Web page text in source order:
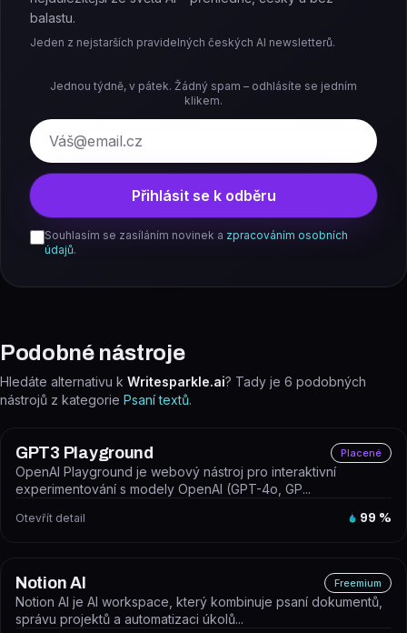
balastu.
Jeden z nejstarších pravidelných českých AI newsletterů.
Jednou týdně, v pátek. Žádný spam – odhlásíte se jedním
klikem.
E-mail
Přihlásit se k odběru
Souhlasím se zasíláním novinek a zpracováním osobních
údajů.
Podobné nástroje
Hledáte alternativu k Writesparkle.ai? Tady je 6 podobných
nástrojů z kategorie Psaní textů.
GPT3 Playground Placené
OpenAI Playground je webový nástroj pro interaktivní
experimentování s modely OpenAI (GPT-4o, GP...
Otevřít detail 99 %
Notion AI Freemium
Notion AI je AI workspace, který kombinuje psaní dokumentů,
správu projektů a automatizaci úkolů...